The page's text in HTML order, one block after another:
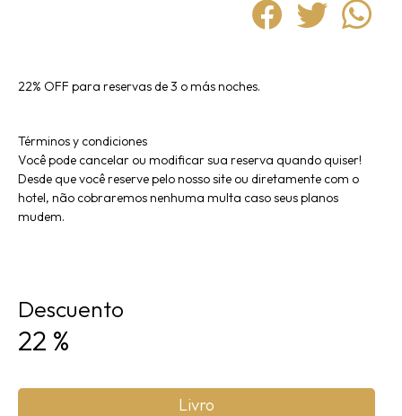
22% OFF para reservas de 3 o más noches.
Términos y condiciones
Você pode cancelar ou modificar sua reserva quando quiser!
Desde que você reserve pelo nosso site ou diretamente com o
hotel, não cobraremos nenhuma multa caso seus planos
mudem.
Descuento
22 %
Livro